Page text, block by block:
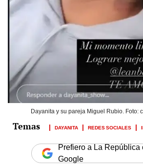
Dayanita y su pareja Miguel Rubio. Foto:
DAYANITA REDES SOCIALES
Prefiero a La República
Google